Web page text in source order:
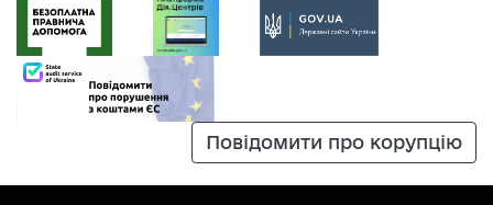
Повідомити про корупцію